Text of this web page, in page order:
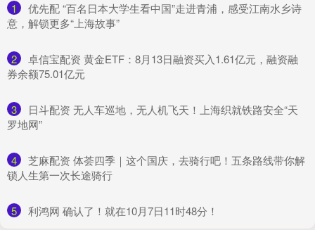
1
​优先配 “百名日本大学生看中国”走进青浦，感受江南水乡诗
意，解锁更多“上海故事”
2
​卓信宝配资 黄金ETF：8月13日融资买入1.61亿元，融资融
券余额75.01亿元
3
​日斗配资 无人车巡地，无人机飞天！上海织就铁路安全“天
罗地网”
4
​芝麻配资 体荟四季｜这个国庆，去骑行吧！五条路线带你解
锁人生第一次长途骑行
5 ​利鸿网 确认了！就在10月7日11时48分！